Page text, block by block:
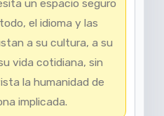
un espacio seguro
el idioma y las
a su cultura, a su
vida cotidiana, sin
la humanidad de
implicada.